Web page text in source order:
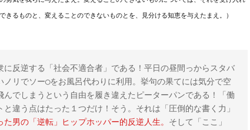
きるものと、変えることのできないものとを、見分ける知恵を与えたまえ。）
反逆する「社会不適合者」である！平日の昼間っからスタバ
リでソー◯をお風呂代わりに利用。挙句の果てには気分で空
でしまうという自由を履き違えたピーターパンである！「働
違う点はたった１つだけ！そう。それは「圧倒的な書く力」
た男の「逆転」ヒップホッパー的反逆人生。 そして「ここ」